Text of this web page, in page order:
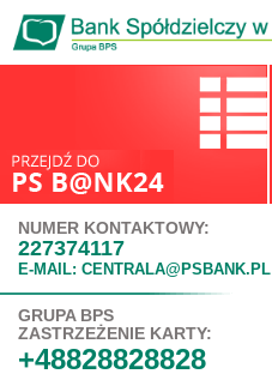
NUMER KONTAKTOWY:
227374117
E-MAIL: CENTRALA@PSBANK.PL
GRUPA BPS
ZASTRZEŻENIE KARTY:
+48828828828